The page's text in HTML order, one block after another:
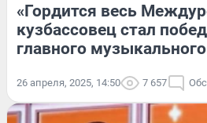
«Гордится весь
кузбассовец стал
главного
26 апреля, 2025, 14:50 7 657